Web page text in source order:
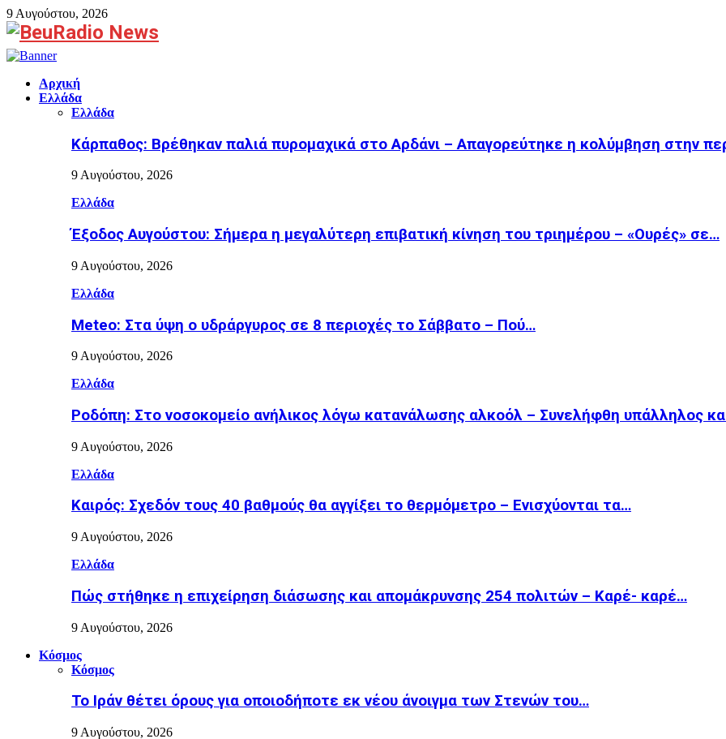
9 Αυγούστου, 2026
Facebook
Αρχική
Ελλάδα
Ελλάδα
Κάρπαθος: Βρέθηκαν παλιά πυρομαχικά στο Αρδάνι – Απαγορεύτηκε η κολύμβηση στην
9 Αυγούστου, 2026
Ελλάδα
Έξοδος Αυγούστου: Σήμερα η μεγαλύτερη επιβατική κίνηση του τριημέρου – «Ουρές» σε…
9 Αυγούστου, 2026
Ελλάδα
Meteo: Στα ύψη ο υδράργυρος σε 8 περιοχές το Σάββατο – Πού…
9 Αυγούστου, 2026
Ελλάδα
Ροδόπη: Στο νοσοκομείο ανήλικος λόγω κατανάλωσης αλκοόλ – Συνελήφθη υπάλληλος
9 Αυγούστου, 2026
Ελλάδα
Καιρός: Σχεδόν τους 40 βαθμούς θα αγγίξει το θερμόμετρο – Ενισχύονται τα…
9 Αυγούστου, 2026
Ελλάδα
Πώς στήθηκε η επιχείρηση διάσωσης και απομάκρυνσης 254 πολιτών – Καρέ- καρέ…
9 Αυγούστου, 2026
Κόσμος
Κόσμος
Το Ιράν θέτει όρους για οποιοδήποτε εκ νέου άνοιγμα των Στενών του…
9 Αυγούστου, 2026